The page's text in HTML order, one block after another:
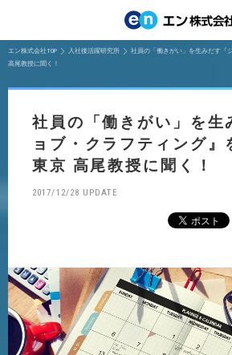
エン株式会社TOP 入社後活躍研究所
社員の「働きがい」を生みだす『
高尾教授に聞く！
社員の「働きがい」を生
ョブ・クラフティング』
東京 高尾教授に聞く！
2017/12/28 UPDATE